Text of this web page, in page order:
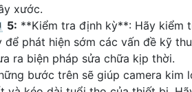
xước.
5: **Kiểm tra định kỳ**: Hãy kiểm
để phát hiện sớm các vấn đề kỹ
ra biện pháp sửa chữa kịp thời.
bước trên sẽ giúp camera kim